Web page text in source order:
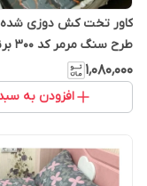
طرح سنگ
خوشنام هگمتان
۱٬۰۸۰٬۰۰۰
افزودن به